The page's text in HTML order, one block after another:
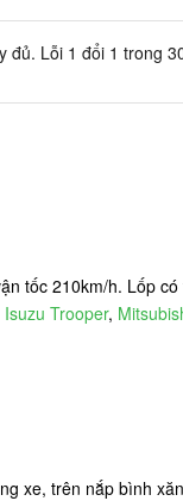
đủ. Lỗi 1 đổi 1 trong
tốc 210km/h. Lốp
Isuzu Trooper,
xe, trên nắp bình